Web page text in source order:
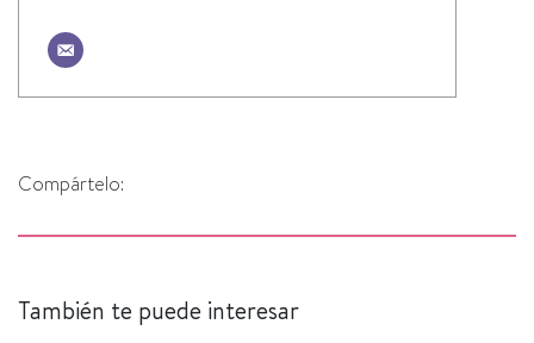
Compártelo:
También te puede interesar